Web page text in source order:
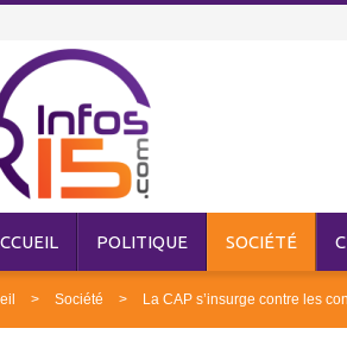
POLITIQUE SOCIÉTÉ
Société La CAP s’insurge contre les